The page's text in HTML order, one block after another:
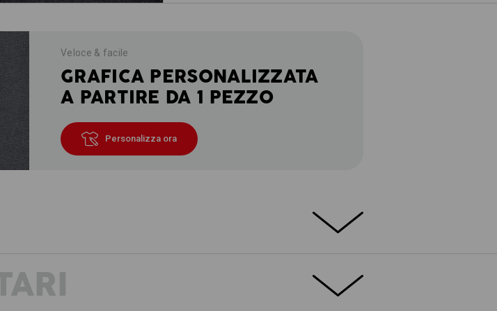
Veloce & facile
GRAFICA PERSONALIZZATA
A PARTIRE DA 1 PEZZO
Personalizza ora
Pantaloni della collezione e.s.vintage - caratterizzati da robusto Canvas ultra
confortevole. Look cargo casual, lavaggi distintivi e comfort senza limiti: tipico
di e.s.vintage! Soprattutto, però, convincono per la gamma di diverse varianti di